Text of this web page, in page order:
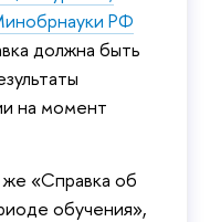
РФ
должна быть
на момент
«Справка об
обучения»,